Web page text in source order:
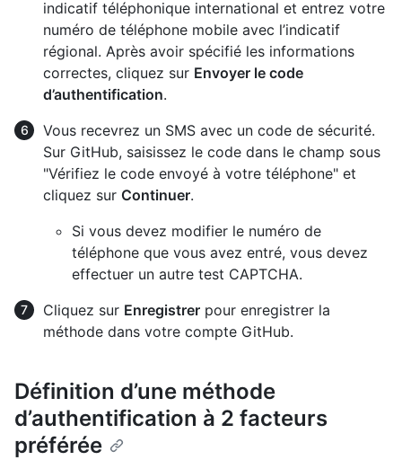
indicatif téléphonique international et entrez votre
numéro de téléphone mobile avec l’indicatif
régional. Après avoir spécifié les informations
correctes, cliquez sur Envoyer le code
d’authentification.
Vous recevrez un SMS avec un code de sécurité.
Sur GitHub, saisissez le code dans le champ sous
"Vérifiez le code envoyé à votre téléphone" et
cliquez sur Continuer.
Si vous devez modifier le numéro de
téléphone que vous avez entré, vous devez
effectuer un autre test CAPTCHA.
Cliquez sur Enregistrer pour enregistrer la
méthode dans votre compte GitHub.
Définition d’une méthode
d’authentification à 2 facteurs
préférée